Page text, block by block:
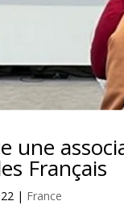
une
Français
| France